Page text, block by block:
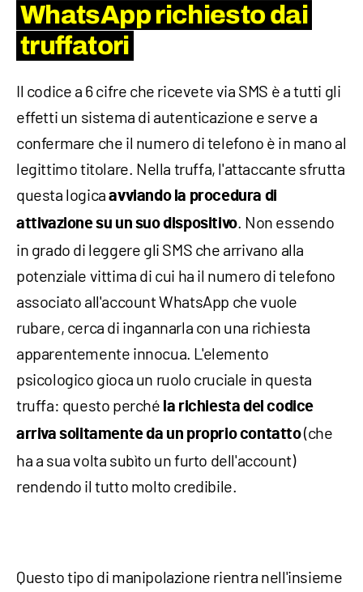
WhatsApp richiesto dai
truffatori
Il codice a 6 cifre che ricevete via SMS è a tutti gli
effetti un sistema di autenticazione e serve a
confermare che il numero di telefono è in mano al
legittimo titolare. Nella truffa, l'attaccante sfrutta
questa logicaavviando la procedura di
attivazione su un suo dispositivo. Non essendo
in grado di leggere gli SMS che arrivano alla
potenziale vittima di cui ha il numero di telefono
associato all'account WhatsApp che vuole
rubare, cerca di ingannarla con una richiesta
apparentemente innocua. L'elemento
psicologico gioca un ruolo cruciale in questa
truffa: questo perché la richiesta del codice
arriva solitamente da un proprio contatto(che
ha a sua volta subìto un furto dell'account)
rendendo il tutto molto credibile.
Questo tipo di manipolazione rientra nell'insieme